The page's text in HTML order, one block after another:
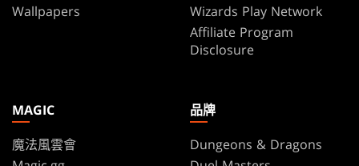
Wallpapers
Wizards Play Network
Affiliate Program
Disclosure
MAGIC
魔法風雲會
品牌
Dungeons & Dragons